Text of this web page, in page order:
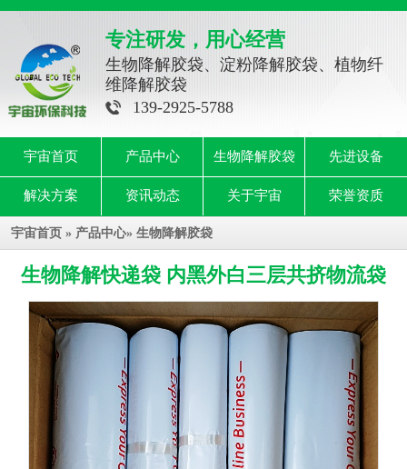
专注研发，用心经营
生物降解胶袋、淀粉降解胶袋、植物纤
维降解胶袋
139-2925-5788
宇宙首页 产品中心 生物降解胶袋 先进设备
解决方案 资讯动态 关于宇宙 荣誉资质
宇宙首页 » 产品中心» 生物降解胶袋
生物降解快递袋 内黑外白三层共挤物流袋